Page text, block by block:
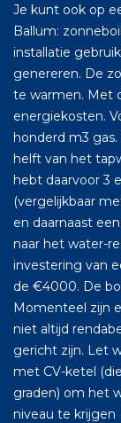
Je kunt ook op
Ballum:
installatie
genereren. De
te warmen. Met
energiekosten.
honderd m3
helft van het
hebt daarvoor 3
(vergelijkbaar
en daarnaast
naar het water-
investering van
de €4000. De
Momenteel zijn
niet altijd
gericht zijn. Let
met CV-ketel
graden) om het
niveau te krijgen